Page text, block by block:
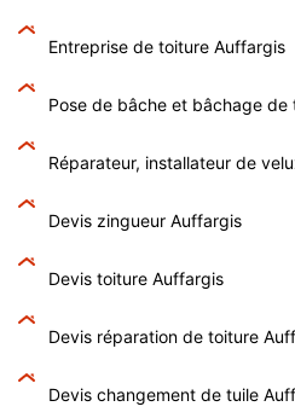
Entreprise de toiture Auffargis
Pose de bâche et bâchage de
Réparateur, installateur de
Devis zingueur Auffargis
Devis toiture Auffargis
Devis réparation de toiture
Devis changement de tuile